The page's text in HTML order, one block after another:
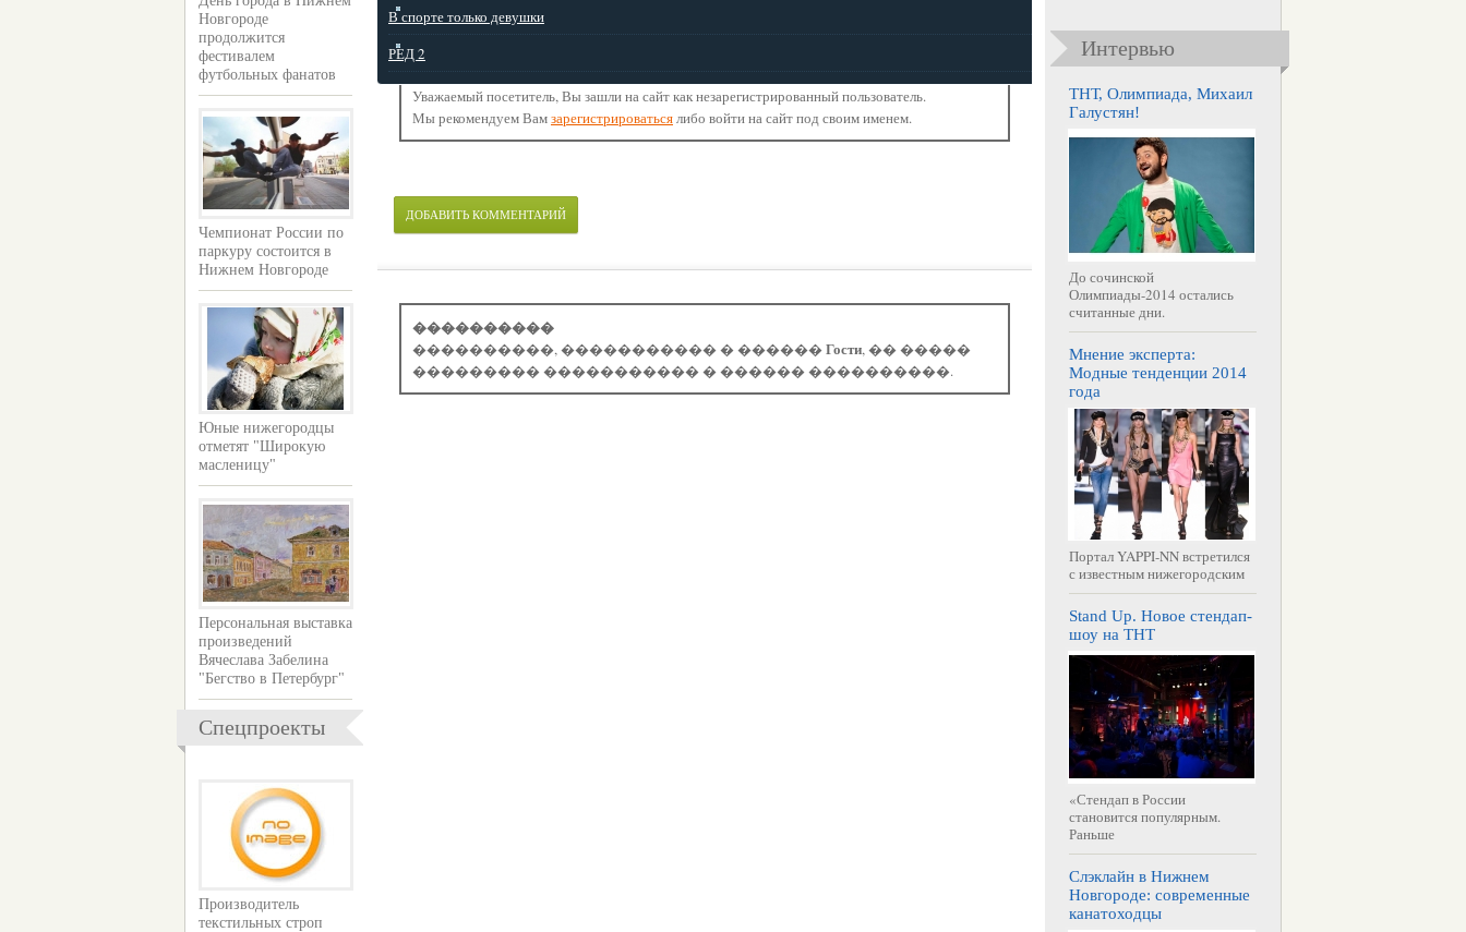
Новгороде
продолжится
фестивалем
футбольных фанатов
Чемпионат России по
паркуру состоится в
Нижнем Новгороде
Юные нижегородцы
отметят "Широкую
масленицу"
Персональная выставка
произведений
Вячеслава Забелина
"Бегство в Петербург"
Спецпроекты
Производитель
текстильных строп
В спорте только девушки
РЕД 2
Уважаемый посетитель, Вы зашли на сайт как незарегистрированный пользователь.
Мы рекомендуем Вамзарегистрироваться либо войти на сайт под своим именем.
ДОБАВИТЬ КОММЕНТАРИЙ
����������
����������, ����������� � ������Гости, �� �����
��������� ����������� � ������ ����������.
Интервью
ТНТ, Олимпиада, Михаил
Галустян!
До сочинской
Олимпиады-2014 остались
считанные дни.
Мнение эксперта:
Модные тенденции 2014
года
Портал YAPPI-NN встретился
с известным нижегородским
Stand Up. Новое стендап-
шоу на ТНТ
«Стендап в России
становится популярным.
Раньше
Слэклайн в Нижнем
Новгороде: современные
канатоходцы